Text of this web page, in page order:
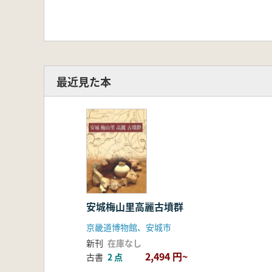
最近見た本
安城梅山里高麗古墳群
京畿道博物館、安城市
新刊 在庫なし
古書 2 点 2,494 円~